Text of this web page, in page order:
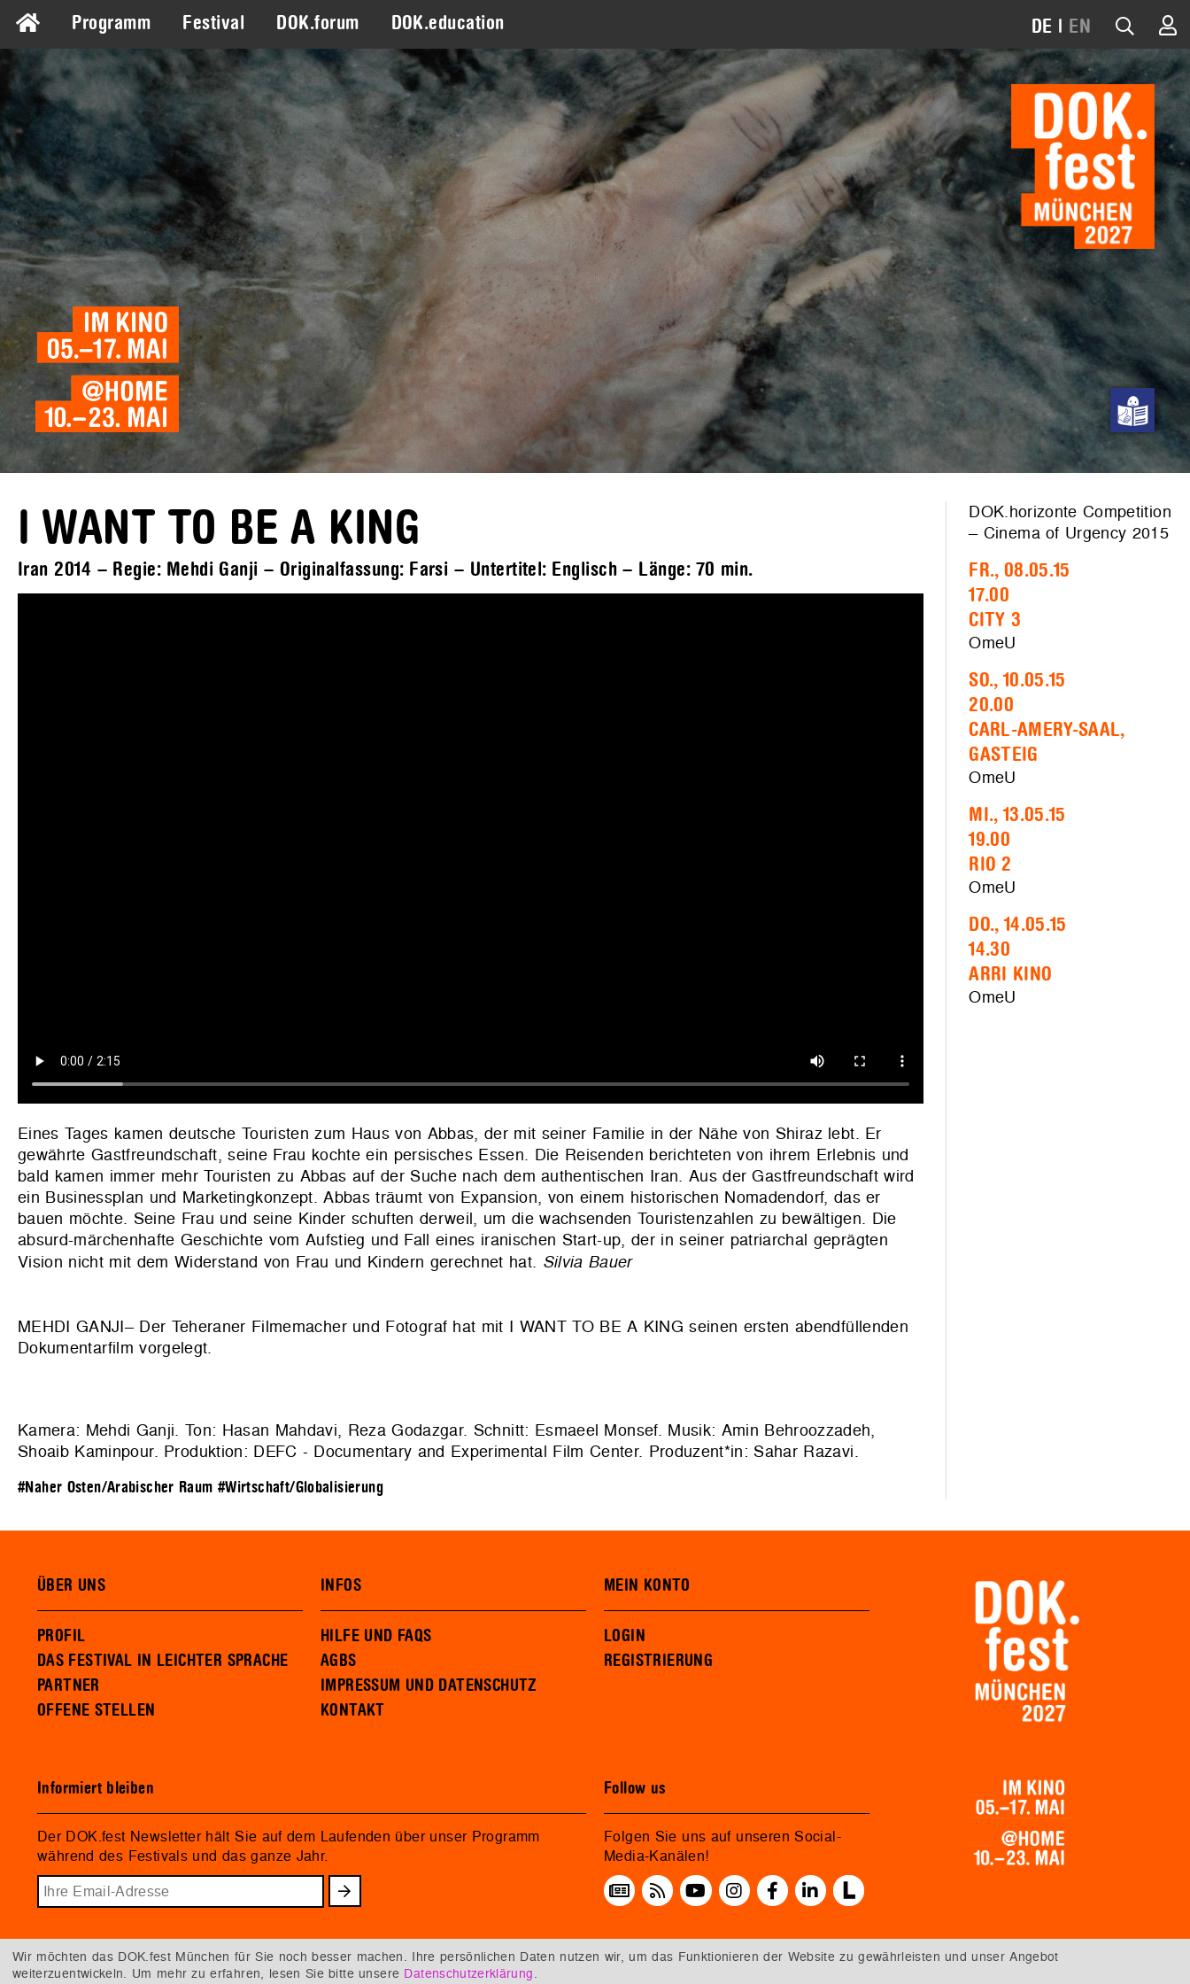
Programm Festival DOK.forum DOK.education DE | EN
I WANT TO BE A KING
Iran 2014 – Regie: Mehdi Ganji – Originalfassung: Farsi – Untertitel: Englisch – Länge: 70 min.
Eines Tages kamen deutsche Touristen zum Haus von Abbas, der mit seiner Familie in der Nähe von Shiraz lebt. Er
gewährte Gastfreundschaft, seine Frau kochte ein persisches Essen. Die Reisenden berichteten von ihrem Erlebnis und
bald kamen immer mehr Touristen zu Abbas auf der Suche nach dem authentischen Iran. Aus der Gastfreundschaft wird
ein Businessplan und Marketingkonzept. Abbas träumt von Expansion, von einem historischen Nomadendorf, das er
bauen möchte. Seine Frau und seine Kinder schuften derweil, um die wachsenden Touristenzahlen zu bewältigen. Die
absurd-märchenhafte Geschichte vom Aufstieg und Fall eines iranischen Start-up, der in seiner patriarchal geprägten
Vision nicht mit dem Widerstand von Frau und Kindern gerechnet hat. Silvia Bauer
MEHDI GANJI– Der Teheraner Filmemacher und Fotograf hat mit I WANT TO BE A KING seinen ersten abendfüllenden
Dokumentarfilm vorgelegt.
Kamera: Mehdi Ganji. Ton: Hasan Mahdavi, Reza Godazgar. Schnitt: Esmaeel Monsef. Musik: Amin Behroozzadeh,
Shoaib Kaminpour. Produktion: DEFC - Documentary and Experimental Film Center. Produzent*in: Sahar Razavi.
#Naher Osten/Arabischer Raum #Wirtschaft/Globalisierung
DOK.horizonte Competition
– Cinema of Urgency 2015
FR., 08.05.15
17.00
CITY 3
OmeU
SO., 10.05.15
20.00
CARL-AMERY-SAAL,
GASTEIG
OmeU
MI., 13.05.15
19.00
RIO 2
OmeU
DO., 14.05.15
14.30
ARRI KINO
OmeU
ÜBER UNS
PROFIL
DAS FESTIVAL IN LEICHTER SPRACHE
PARTNER
OFFENE STELLEN
INFOS
HILFE UND FAQS
AGBS
IMPRESSUM UND DATENSCHUTZ
KONTAKT
MEIN KONTO
LOGIN
REGISTRIERUNG
Informiert bleiben
Der DOK.fest Newsletter hält Sie auf dem Laufenden über unser Programm
während des Festivals und das ganze Jahr.
Follow us
Folgen Sie uns auf unseren Social-
Media-Kanälen!
Wir möchten das DOK.fest München für Sie noch besser machen. Ihre persönlichen Daten nutzen wir, um das Funktionieren der Website zu gewährleisten und unser Angebot
weiterzuentwickeln. Um mehr zu erfahren, lesen Sie bitte unsere Datenschutzerklärung.